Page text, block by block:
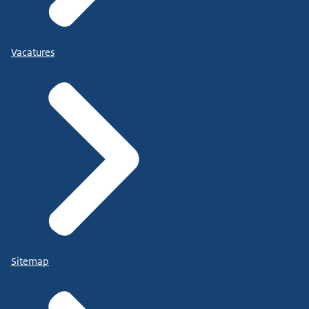
Vacatures
Sitemap